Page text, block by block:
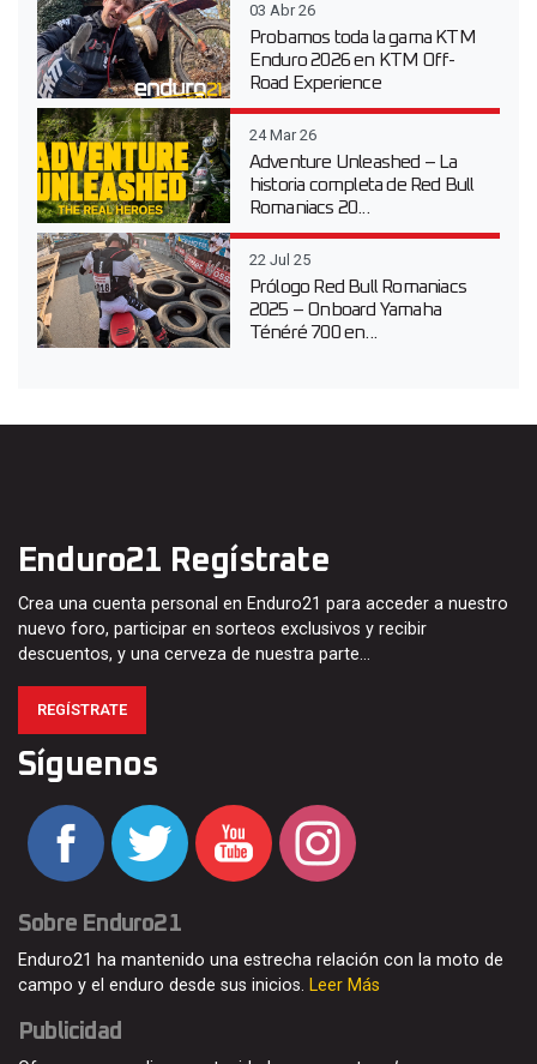
03 Abr 26
Probamos toda la gama KTM
Enduro 2026 en KTM Off-
Road Experience
24 Mar 26
Adventure Unleashed – La
historia completa de Red Bull
Romaniacs 20...
22 Jul 25
Prólogo Red Bull Romaniacs
2025 – Onboard Yamaha
Ténéré 700 en...
Enduro21 Regístrate
Crea una cuenta personal en Enduro21 para acceder a nuestro
nuevo foro, participar en sorteos exclusivos y recibir
descuentos, y una cerveza de nuestra parte…
REGÍSTRATE
Síguenos
Sobre Enduro21
Enduro21 ha mantenido una estrecha relación con la moto de
campo y el enduro desde sus inicios. Leer Más
Publicidad